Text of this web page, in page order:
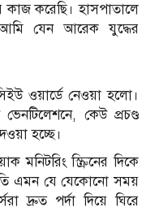
কাজ করেছি। হাসপাতালে
যেন আরেক যুদ্ধের
ওয়ার্ডে নেওয়া হলো।
কেউ প্রচণ্ড
হচ্ছে।
মনিটরিং স্ক্রিনের দিকে
এমন যে যেকোনো সময়
দ্রুত পর্দা দিয়ে ঘিরে